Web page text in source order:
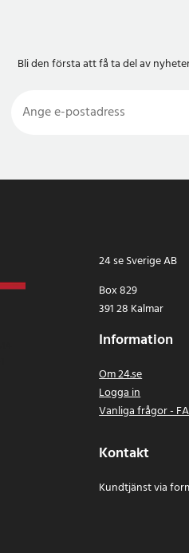
Bli den första att få ta del av
24 se Sverige AB
Box 829
391 28 Kalmar
Information
Om 24.se
Logga in
Vanliga frågor -
Kontakt
Kundtjänst via